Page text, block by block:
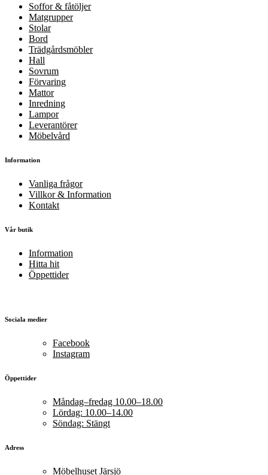
Soffor & fåtöljer
Matgrupper
Stolar
Bord
Trädgårdsmöbler
Hall
Sovrum
Förvaring
Mattor
Inredning
Lampor
Leverantörer
Möbelvård
Information
Vanliga frågor
Villkor & Information
Kontakt
Vår butik
Information
Hitta hit
Öppettider
Sociala medier
Facebook
Instagram
Öppettider
Måndag–fredag 10.00–18.00
Lördag: 10.00–14.00
Söndag: Stängt
Adress
Möbelhuset Järsjö